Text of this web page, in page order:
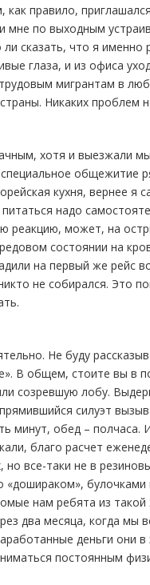
правило,
по выходным
сказать, что я именно
глаза, и из офиса
мигрантам в
Никаких проблем
хотя и выезжали
общежитие
кухня, вернее я
надо
реакцию, может, на
состоянии на
на первый же рейс
не собирался. Это
Не буду
В общем, стоите вы в
созревшую лобу.
силуэт
минут, обед – полчаса.
благо расчет
все-таки не в
«дошираком»,
нам ребята из
два месяца, когда мы
деньги они
постоянным